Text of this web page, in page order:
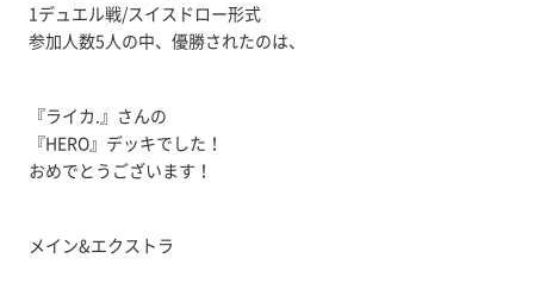
1デュエル戦/スイスドロー形式
参加人数5人の中、優勝されたのは、
『ライカ.』さんの
『HERO』デッキでした！
おめでとうございます！
メイン&エクストラ